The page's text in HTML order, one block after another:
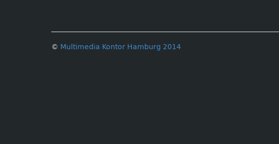
© Multimedia Kontor Hamburg 2014